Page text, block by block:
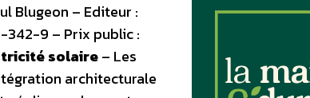
Blugeon – Editeur :
342-9 – Prix public :
solaire– Les
architecturale